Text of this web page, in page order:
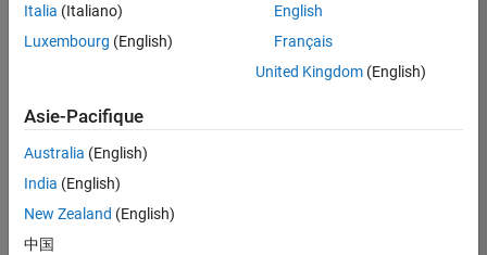
traduites.
Effectuez
lieu
pour
l’ensemble
des
opportunités
Italia (Italiano)
Luxembourg (English)
English
Français
United Kingdom(English)
Asie-Pacifique
Australia (English)
India (English)
New Zealand (English)
中国